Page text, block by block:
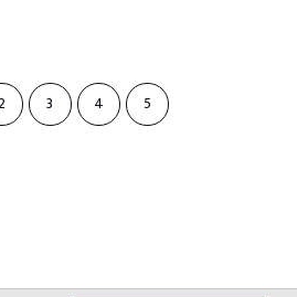
2 3 4 5